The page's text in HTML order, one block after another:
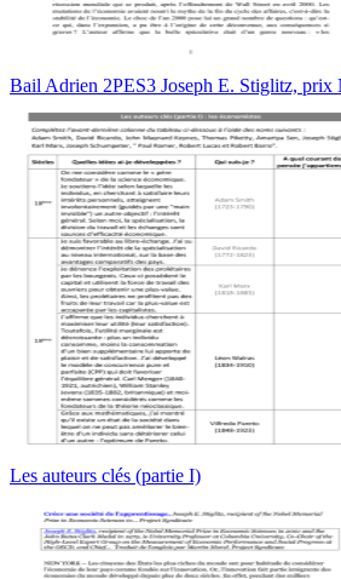
Bail Adrien 2PES3 Joseph E. Stiglitz, prix
Les auteurs clés (partie I)